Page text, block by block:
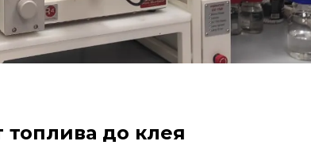
топлива до клея